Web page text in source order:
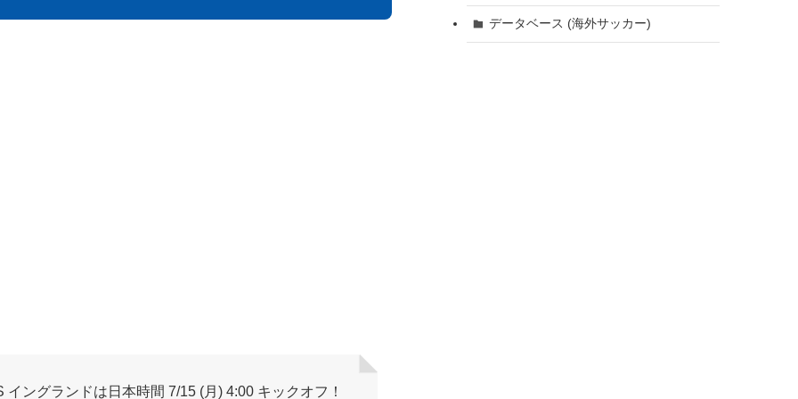
ングランドは日本時間 7/15 (月) 4:00 キックオフ！
データベース (海外サッカー)